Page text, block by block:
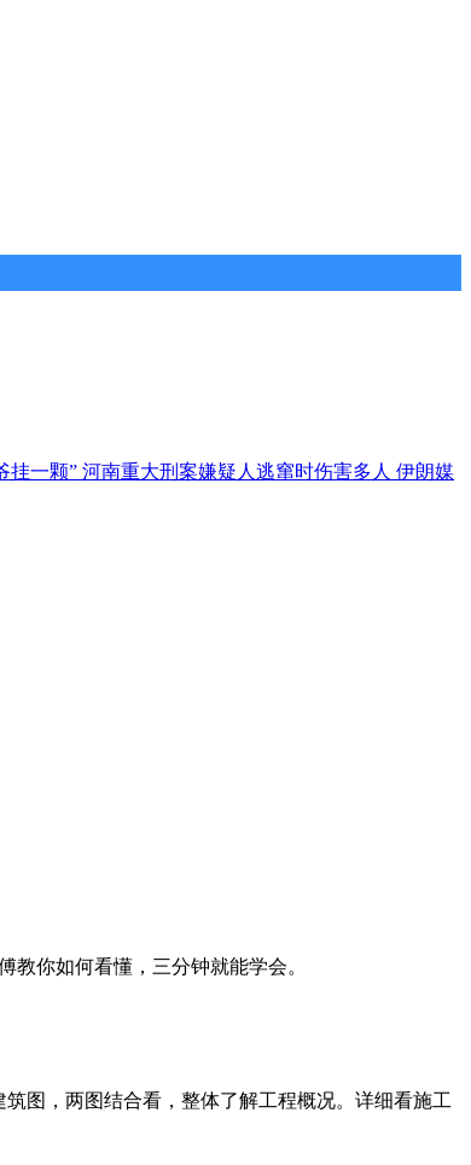
挂一颗” 河南重大刑案嫌疑人逃窜时伤害多人 伊朗媒
教你如何看懂，三分钟就能学会。
图，两图结合看，整体了解工程概况。详细看施工